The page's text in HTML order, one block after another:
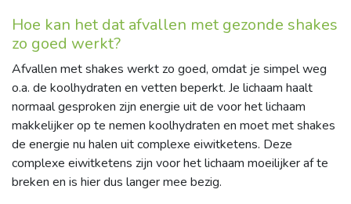
Hoe kan het dat afvallen met gezonde shakes
zo goed werkt?
Afvallen met shakes werkt zo goed, omdat je simpel weg
o.a. de koolhydraten en vetten beperkt. Je lichaam haalt
normaal gesproken zijn energie uit de voor het lichaam
makkelijker op te nemen koolhydraten en moet met shakes
de energie nu halen uit complexe eiwitketens. Deze
complexe eiwitketens zijn voor het lichaam moeilijker af te
breken en is hier dus langer mee bezig.